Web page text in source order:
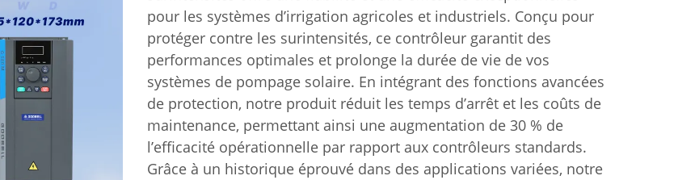
pour les systèmes d’irrigation agricoles et industriels. Conçu pour
protéger contre les surintensités, ce contrôleur garantit des
performances optimales et prolonge la durée de vie de vos
systèmes de pompage solaire. En intégrant des fonctions avancées
de protection, notre produit réduit les temps d’arrêt et les coûts de
maintenance, permettant ainsi une augmentation de 30 % de
l’efficacité opérationnelle par rapport aux contrôleurs standards.
Grâce à un historique éprouvé dans des applications variées, notre